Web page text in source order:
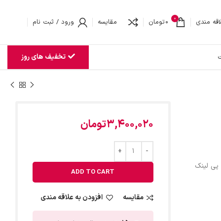
مندی 0
0تومان مقایسه ورود / ثبت نام
تخفیف های روز
لینک
3,400,020تومان
ADD TO CART
مقایسه افزودن به علاقه مندی